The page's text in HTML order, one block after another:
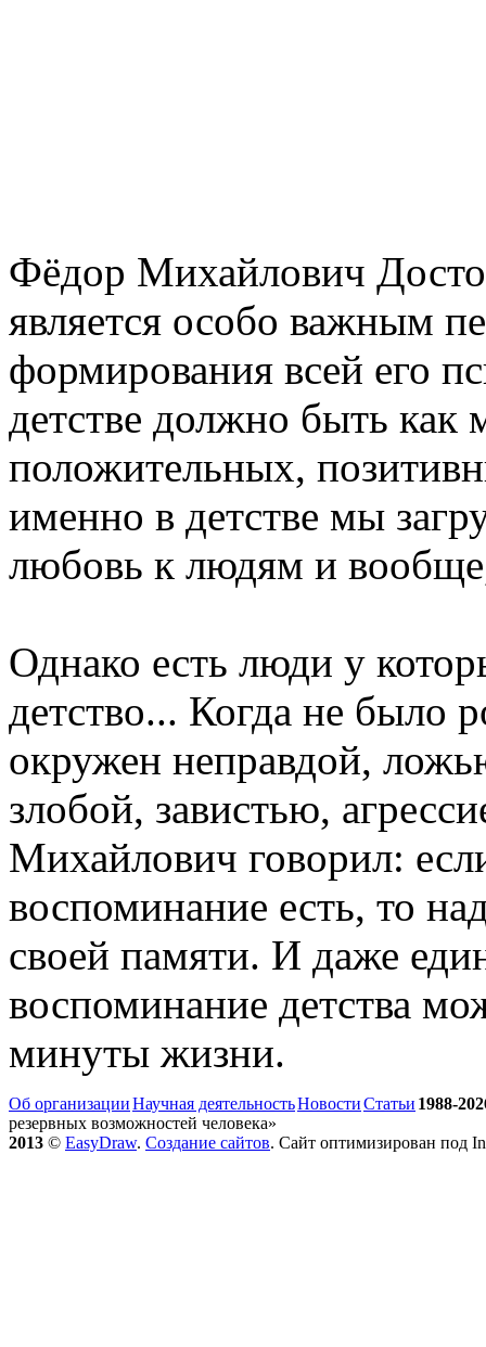
Фёдор Михайлович
является особо важным
формирования всей его
детстве должно быть
положительных,
именно в детстве мы
любовь к людям и
Однако есть люди у
детство... Когда не было
окружен неправдой,
злобой, завистью,
Михайлович говорил:
воспоминание есть, то
своей памяти. И даже
воспоминание детства
минуты жизни.
Об организацииНаучная деятельностьНовостиСтатьи 1988-
резервных возможностей человека»
2013 © EasyDraw. Создание сайтов. Сайт оптимизирован под